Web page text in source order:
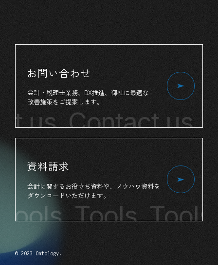
usContact us
お問い合わせ
会計・税理士業務、 DX推進、 御社に最適な
改善施策を ご提案します。
Tools Tools
資料請求
会計に関する お役立ち資料や、 ノウハウ資料を
ダウンロードいただけます。
© 2023 Ontology.